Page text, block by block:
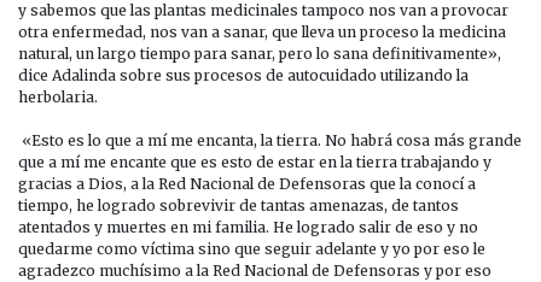
y sabemos que las plantas medicinales tampoco nos van a provocar
otra enfermedad, nos van a sanar, que lleva un proceso la medicina
natural, un largo tiempo para sanar, pero lo sana definitivamente»,
dice Adalinda sobre sus procesos de autocuidado utilizando la
herbolaria.
«Esto es lo que a mí me encanta, la tierra. No habrá cosa más grande
que a mí me encante que es esto de estar en la tierra trabajando y
gracias a Dios, a la Red Nacional de Defensoras que la conocí a
tiempo, he logrado sobrevivir de tantas amenazas, de tantos
atentados y muertes en mi familia. He logrado salir de eso y no
quedarme como víctima sino que seguir adelante y yo por eso le
agradezco muchísimo a la Red Nacional de Defensoras y por eso